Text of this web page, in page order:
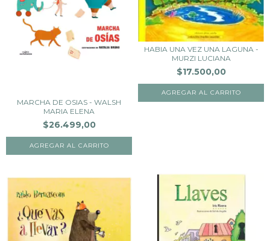
MARCHA DE OSIAS - WALSH
MARIA ELENA
$26.499,00
HABIA UNA VEZ UNA LAGUNA -
MURZI LUCIANA
$17.500,00